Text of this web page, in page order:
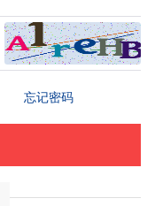
忘记密码